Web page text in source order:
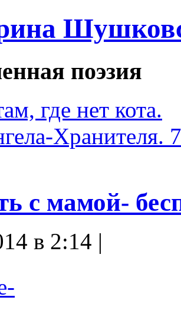
поэзия
где нет кота.
Хранителя.
с мамой-
в 2:14 |